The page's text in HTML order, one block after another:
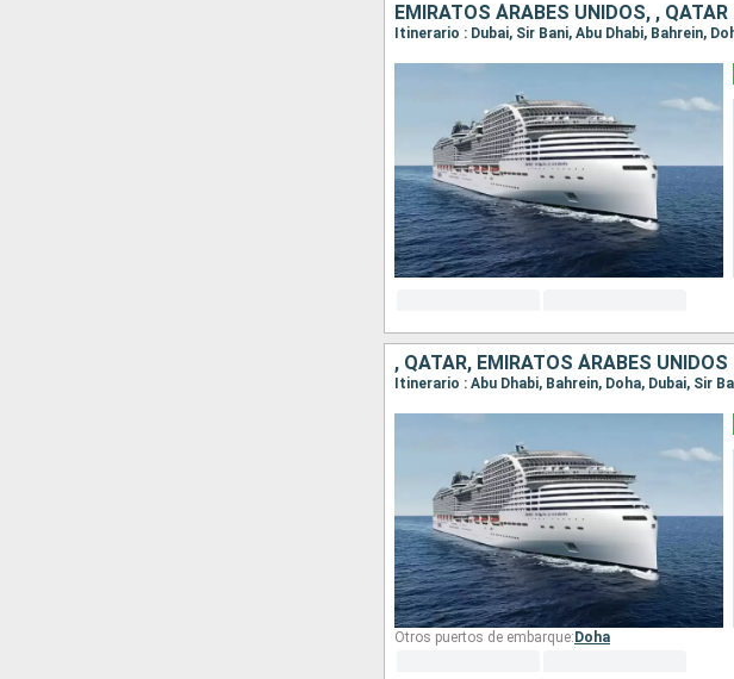
EMIRATOS ÁRABES UNIDOS, , QATAR
Itinerario : Dubai, Sir Bani, Abu Dhabi, Bahrein,
, QATAR, EMIRATOS ÁRABES UNIDOS
Itinerario : Abu Dhabi, Bahrein, Doha, Dubai, Sir
Otros puertos de embarque: Doha